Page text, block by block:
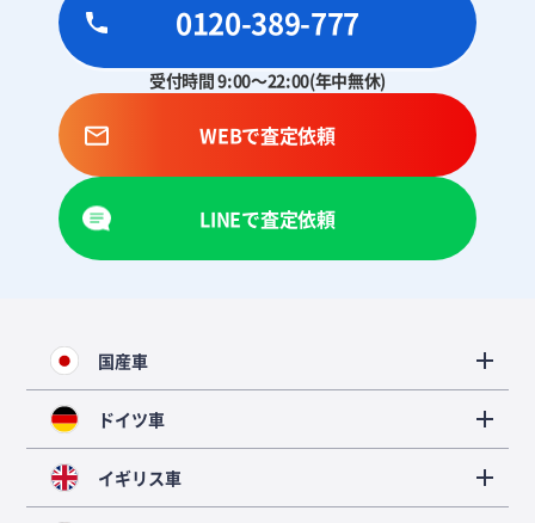
0120-389-777
受付時間 9:00～22:00(年中無休)
WEBで査定依頼
LINEで査定依頼
国産車
ドイツ車
イギリス車